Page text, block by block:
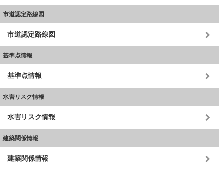
市道認定路線図
市道認定路線図
基準点情報
基準点情報
水害リスク情報
水害リスク情報
建築関係情報
建築関係情報